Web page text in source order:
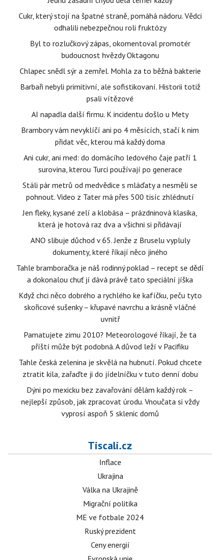
Cukr, který stojí na špatné straně, pomáhá nádoru. Vědci
odhalili nebezpečnou roli fruktózy
Byl to rozlučkový zápas, okomentoval promotér
budoucnost hvězdy Oktagonu
Chlapec snědl sýr a zemřel. Mohla za to běžná bakterie
Barbaři nebyli primitivní, ale sofistikovaní. Historii totiž
psali vítězové
AI napadla další firmu. K incidentu došlo u Mety
Brambory vám nevyklíčí ani po 4 měsících, stačí k nim
přidat věc, kterou má každý doma
Ani cukr, ani med: do domácího ledového čaje patří 1
surovina, kterou Turci používají po generace
Stáli pár metrů od medvědice s mláďaty a nesměli se
pohnout. Video z Tater má přes 500 tisíc zhlédnutí
Jen fleky, kysané zelí a klobása – prázdninová klasika,
která je hotová raz dva a všichni si přidávají
ANO slibuje důchod v 65. Jenže z Bruselu vypluly
dokumenty, které říkají něco jiného
Tahle bramboračka je náš rodinný poklad – recept se dědí
a dokonalou chuť jí dává právě tato speciální jíška
Když chci něco dobrého a rychlého ke kafíčku, peču tyto
skořicové sušenky – křupavé navrchu a krásně vláčné
uvnitř
Pamatujete zimu 2010? Meteorologové říkají, že ta
příští může být podobná. A důvod leží v Pacifiku
Tahle česká zelenina je skvělá na hubnutí. Pokud chcete
ztratit kila, zařaďte ji do jídelníčku v tuto denní dobu
Dýni po mexicku bez zavařování dělám každý rok –
nejlepší způsob, jak zpracovat úrodu. Vnoučata si vždy
vyprosí aspoň 5 sklenic domů
Tiscali.cz
Inflace
Ukrajina
Válka na Ukrajině
Migrační politika
ME ve fotbale 2024
Ruský prezident
Ceny energií